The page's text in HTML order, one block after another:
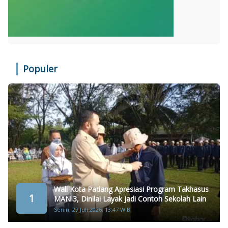
Populer
1
Wali Kota Padang Apresiasi Program Takhasus
MAN 3, Dinilai Layak Jadi Contoh Sekolah Lain
Senin, 27 Juli 2026, 13:47 WIB